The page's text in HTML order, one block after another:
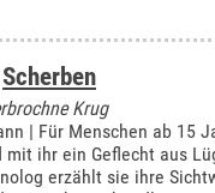
Scherben
Krug
| Für Menschen ab 15
ihr ein Geflecht aus
erzählt sie ihre